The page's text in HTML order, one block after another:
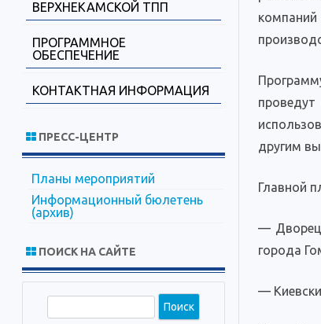
другим
Главной
— Дворец
города
—
ВЕРХНЕКАМСКОЙ ТПП
ПРОГРАММНОЕ
ОБЕСПЕЧЕНИЕ
КОНТАКТНАЯ ИНФОРМАЦИЯ
ПРЕСС-ЦЕНТР
Планы мероприятий
Информационный бюлетень
(архив)
ПОИСК НА САЙТЕ